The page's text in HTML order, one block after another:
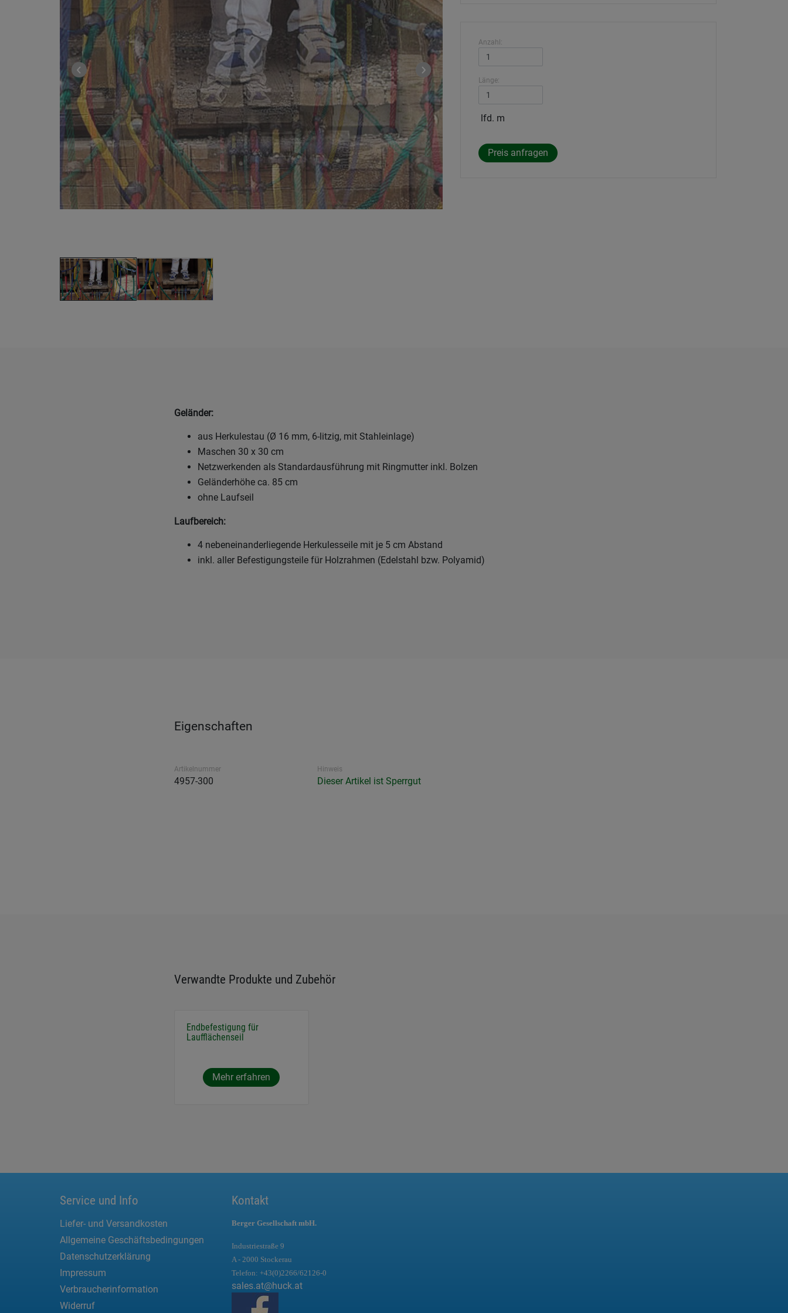
Anzahl:
Länge:
lfd. m
Geländer:
aus Herkulestau (Ø 16 mm, 6-litzig, mit Stahleinlage)
Maschen 30 x 30 cm
Netzwerkenden als Standardausführung mit Ringmutter inkl. Bolzen
Geländerhöhe ca. 85 cm
ohne Laufseil
Laufbereich:
4 nebeneinanderliegende Herkulesseile mit je 5 cm Abstand
inkl. aller Befestigungsteile für Holzrahmen (Edelstahl bzw. Polyamid)
Eigenschaften
Artikelnummer
4957-300
Hinweis
Dieser Artikel ist Sperrgut
Verwandte Produkte und Zubehör
Endbefestigung für
Laufflächenseil
Mehr erfahren
Service und Info
Liefer- und Versandkosten
Allgemeine Geschäftsbedingungen
Datenschutzerklärung
Impressum
Verbraucherinformation
Widerruf
Kontakt
Berger Gesellschaft mbH.
Industriestraße 9
A - 2000 Stockerau
Telefon: +43(0)2266/62126-0
sales.at@huck.at